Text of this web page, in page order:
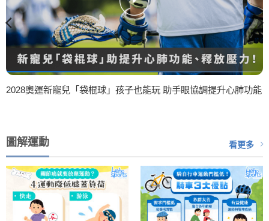
2028奧運新寵兒「袋棍球」孩子也能玩 助手眼協調提升心肺功能
圖解運動 看更多